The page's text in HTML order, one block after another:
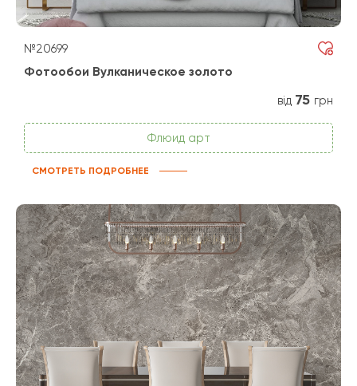
№20699
Фотообои Вулканическое золото
від 75 грн
Флюид арт
СМОТРЕТЬ ПОДРОБНЕЕ